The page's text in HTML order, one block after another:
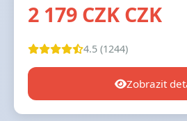
2 179 CZK CZK
4.5 (1244)
Zobrazit